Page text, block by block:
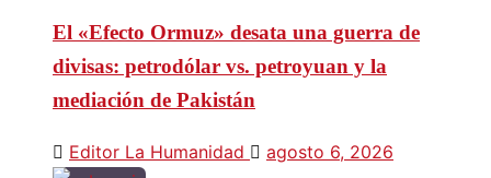
El «Efecto Ormuz» desata una guerra de
divisas: petrodólar vs. petroyuan y la
mediación de Pakistán
Editor La Humanidad agosto 6, 2026